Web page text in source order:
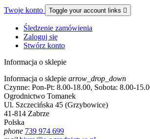
Twoje konto Toggle your account links 
Śledzenie zamówienia
Zaloguj się
Stwórz konto
Informacja o sklepie
Informacja o sklepie arrow_drop_down
Czynne: Pon-Pt: 8.00-18.00, Sobota: 8.00-
Ogrodnictwo Tomanek
Ul. Szczecińska 45 (Grzybowice)
41-814 Zabrze
Polska
phone 739 974 699